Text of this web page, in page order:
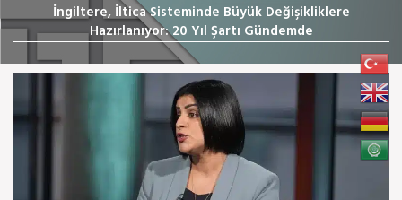
İngiltere, İltica Sisteminde Büyük Değişikliklere
Hazırlanıyor: 20 Yıl Şartı Gündemde